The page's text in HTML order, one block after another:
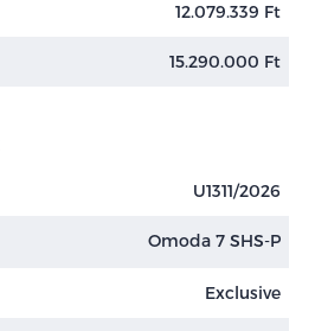
12.079.339 Ft
15.290.000 Ft
U1311/2026
Omoda 7 SHS-P
Exclusive